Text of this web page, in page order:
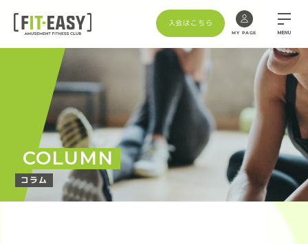
入会はこちら
MY PAGE MENU
COLUMN
コラム